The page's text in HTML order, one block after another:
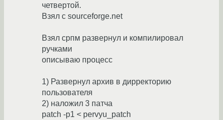
четвертой.
Взял с sourceforge.net
Взял српм развернул и компилировал
ручками
описываю процесс
1) Развернул архив в дирректорию
пользователя
2) наложил 3 патча
patch -p1 < pervyu_patch